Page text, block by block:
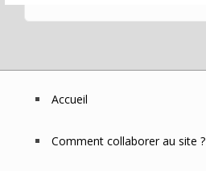
FooterAccueil
Comment collaborer au site ?